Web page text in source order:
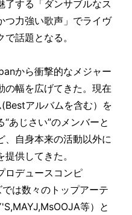
了する「ダンサブルなス
つ力強い歌声」でライヴ
話題となる。
から衝撃的なメジャー
の幅を広げてきた。現在
アルバムを含む）を
あじさい”のメンバーと
、自身本来の活動以外に
供してきた。
デュースコンピ
は数々のトップアーテ
等）と